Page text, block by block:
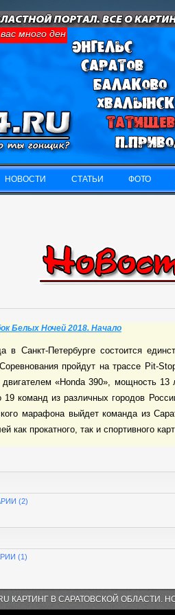
много денег и свободного
НОВОСТИ СТАТЬИ ФОТО
Белых Ночей 2018. Начало
в Санкт-Петербурге состоится
пройдут на трассе Pit-
«Honda 390», мощность
команд из различных городов
марафона выйдет команда из
как прокатного, так и спортивного
(2)
(1)
КАРТИНГ В САРАТОВСКОЙ